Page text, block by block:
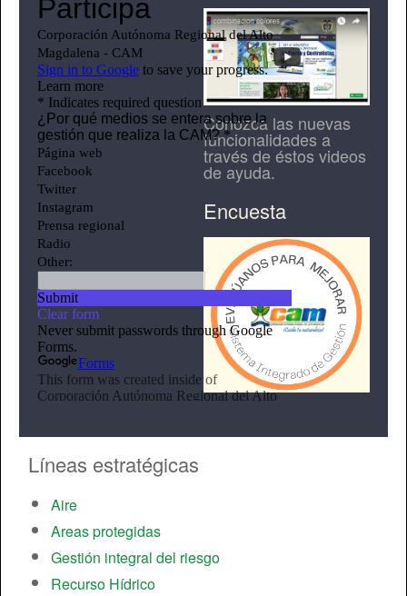
Conozca las nuevas
funcionalidades a
través de éstos videos
de ayuda.
Encuesta
Líneas estratégicas
Aire
Areas protegidas
Gestión integral del riesgo
Recurso Hídrico